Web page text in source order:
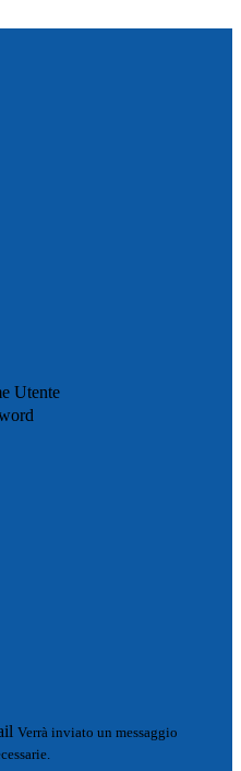
Utente
Verrà inviato un messaggio